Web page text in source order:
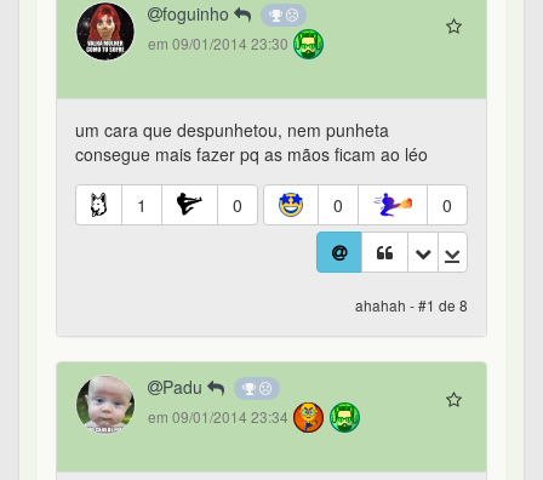
foguinho
em 09/01/2014 23:30
um cara que despunhetou, nem punheta
consegue mais fazer pq as mãos ficam ao léo
1 0 0 0
ahahah - #1 de 8
Padu
em 09/01/2014 23:34